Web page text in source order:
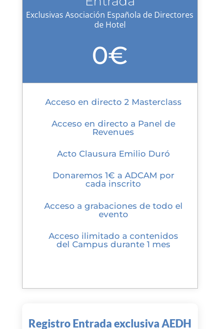
Exclusivas Asociación Española de Directores
de Hotel
0€
Acceso en directo 2 Masterclass
Acceso en directo a Panel de
Revenues
Acto Clausura Emilio Duró
Donaremos 1€ a ADCAM por
cada inscrito
Acceso a grabaciones de todo el
evento
Acceso ilimitado a contenidos
del Campus durante 1 mes
Registro Entrada exclusiva AEDH